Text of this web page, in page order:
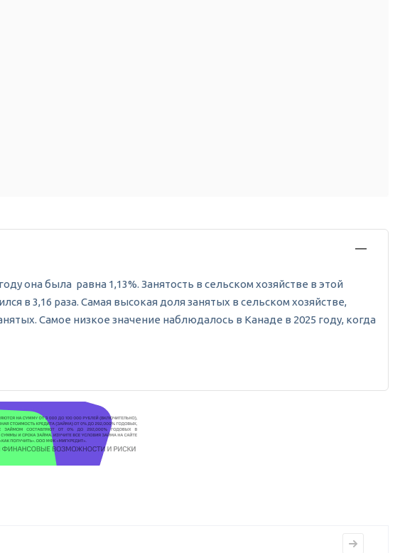
она была равна 1,13%. Занятость в сельском хозяйстве в этой
в 3,16 раза. Самая высокая доля занятых в сельском хозяйстве,
Самое низкое значение наблюдалось в Канаде в 2025 году, когда